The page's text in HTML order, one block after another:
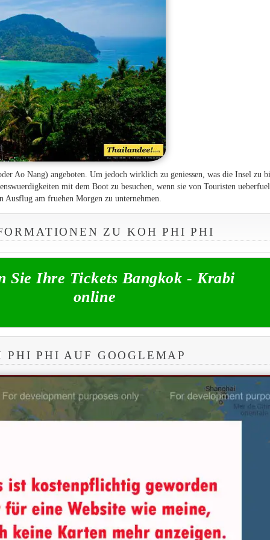
Ao Nang) angeboten. Um jedoch wirklich zu geniessen, was die Insel zu
mit dem Boot zu besuchen, wenn sie von Touristen
Ausflug am fruehen Morgen zu unternehmen.
ZU KOH PHI PHI
Sie Ihre Tickets Bangkok - Krabi
online
PHI PHI AUF GOOGLEMAP